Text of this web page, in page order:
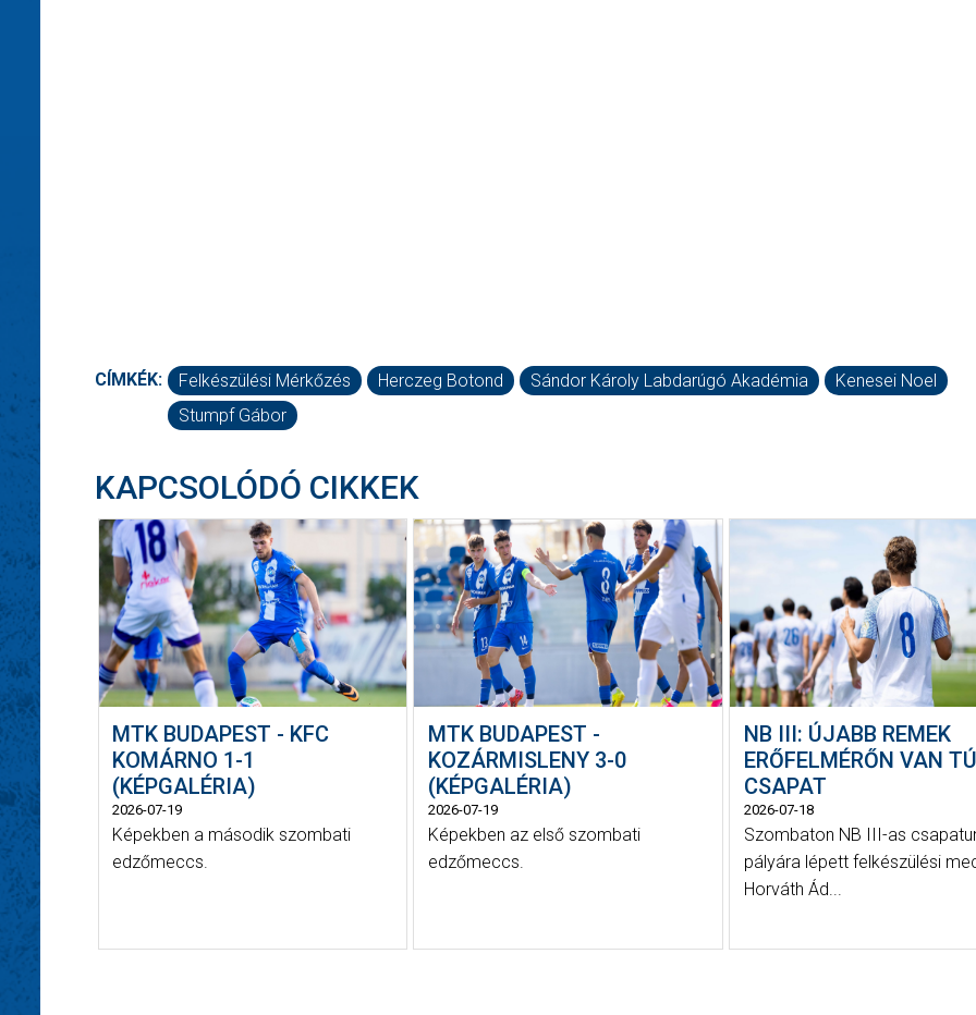
CÍMKÉK: Felkészülési Mérkőzés Herczeg Botond Sándor Károly Labdarúgó Akadémia
Kenesei Noel
Stumpf Gábor
KAPCSOLÓDÓ CIKKEK
MTK BUDAPEST - KFC
KOMÁRNO 1-1
(KÉPGALÉRIA)
2026-07-19
Képekben a második szombati
edzőmeccs.
MTK BUDAPEST -
KOZÁRMISLENY 3-0
(KÉPGALÉRIA)
2026-07-19
Képekben az első szombati
edzőmeccs.
NB III: ÚJABB REMEK
ERŐFELMÉRŐN VAN
CSAPAT
2026-07-18
Szombaton NB III-as
pályára lépett felkészülési
Horváth Ád...